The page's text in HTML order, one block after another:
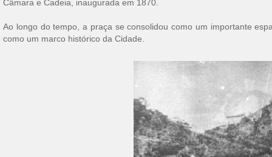
Câmara e Cadeia, inaugurada em 1870.
Ao longo do tempo, a praça se consolidou como um importante
como um marco histórico da Cidade.